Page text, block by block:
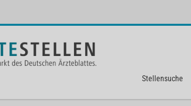
Stellensuche